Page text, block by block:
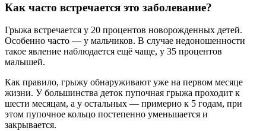
Как часто встречается это заболевание?
Грыжа встречается у 20 процентов новорожденных детей.
Особенно часто — у мальчиков. В случае недоношенности
такое явление наблюдается ещё чаще, у 35 процентов
малышей.
Как правило, грыжу обнаруживают уже на первом месяце
жизни. У большинства деток пупочная грыжа проходит к
шести месяцам, а у остальных — примерно к 5 годам, при
этом пупочное кольцо постепенно уменьшается и
закрывается.